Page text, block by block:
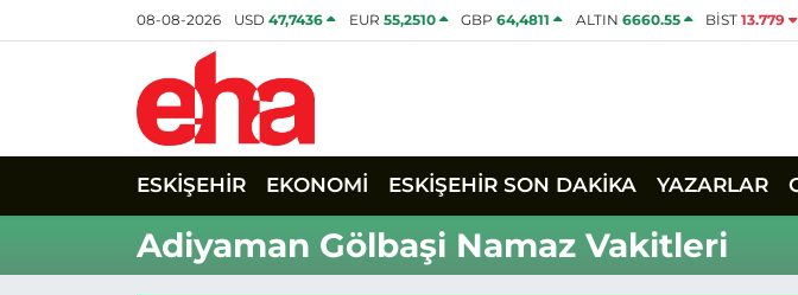
08-08-2026 USD47,7436 EUR 55,2510 GBP64,4811 ALTIN 6660.55 BİST13.779
ESKİŞEHİR EKONOMİ ESKİŞEHİR SON DAKİKA YAZARLAR
Adiyaman Gölbaşi Namaz Vakitleri